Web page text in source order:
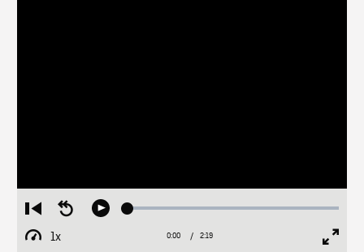
Restart
from
beginning
Seek
Play Loaded:
1x
Playback
Current
0:00 / Duration
2:19